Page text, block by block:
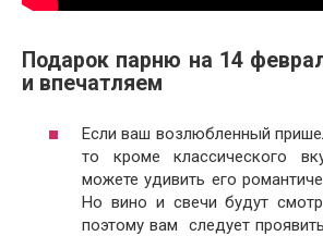
Подарок парню на 14
и впечатляем
Если ваш возлюбленный
то кроме классического
можете удивить его
Но вино и свечи будут
поэтому вам
следует